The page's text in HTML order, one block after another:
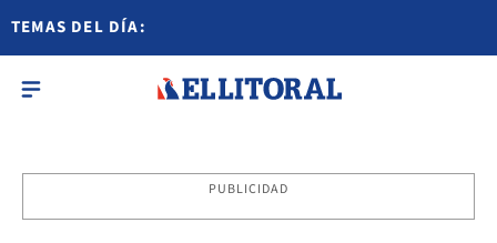
TEMAS DEL DÍA:
PUBLICIDAD